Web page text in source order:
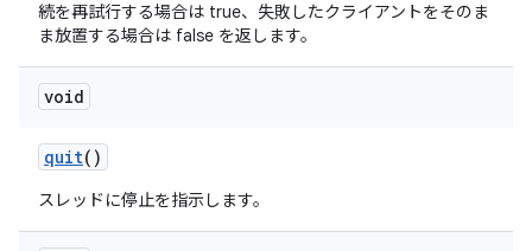
続を再試行する場合は true、失敗したクライアントをそのま
ま放置する場合は false を返します。
void
quit()
スレッドに停止を指示します。